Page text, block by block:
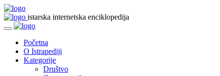
istarska internetska enciklopedija
Početna
O Istrapediji
Kategorije
Društvo